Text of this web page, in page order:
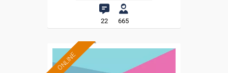
22 665
ONLINE